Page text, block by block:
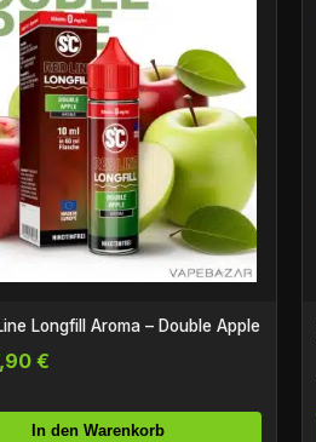
Longfill Aroma – Double Apple
€
In den Warenkorb